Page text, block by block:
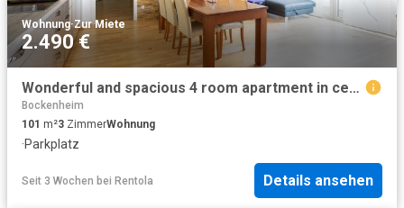
Wohnung·Zur Miete
2.490 €
Wonderful and spacious 4 room apartment in central location in Frankfurt am Main, Frankfurt Amsterdam Apartments for Rent
Bockenheim
101 m²3 ZimmerWohnung
·Parkplatz
Seit 3 Wochen bei Rentola Details ansehen